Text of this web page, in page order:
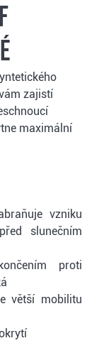
zajistí
maximální
vzniku
slunečním
proti
větší mobilitu